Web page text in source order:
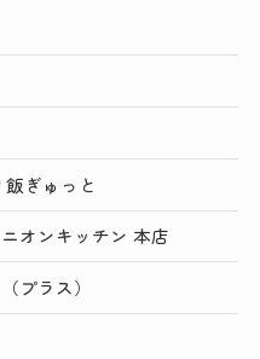
ぎゅっと
オンキッチン 本店
プラス）